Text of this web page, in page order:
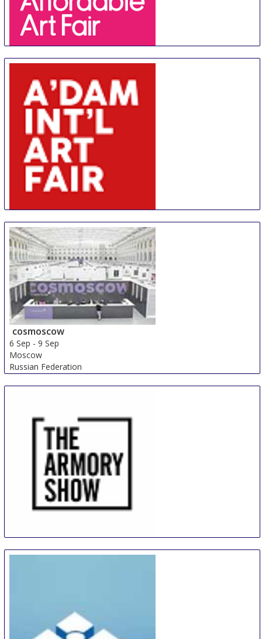
20 Aug-23 Aug
Hong Kong
Hong Kong
30 Aug-31 Aug
Amsterdam
Netherlands
cosmoscow
6 Sep -9 Sep
Moscow
Russian Federation
9 Sep-12 Sep